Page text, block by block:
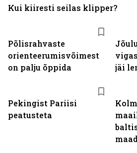
Põlisrahvaste
orienteerumisvõimest
on palju õppida
jäi
Pekingist Pariisi
peatusteta
Kui kiiresti seilas klipper?